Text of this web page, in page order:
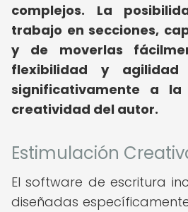
complejos.
La
trabajo en secciones,
y de moverlas
flexibilidad y agilidad
significativamente a
creatividad del autor.
Estimulación
El software de escritura
diseñadas